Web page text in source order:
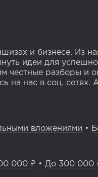
и бизнесе. Из
идеи для
честные разборы и
на нас в соц. сетях.
вложениями •
000 ₽ • До 300 000